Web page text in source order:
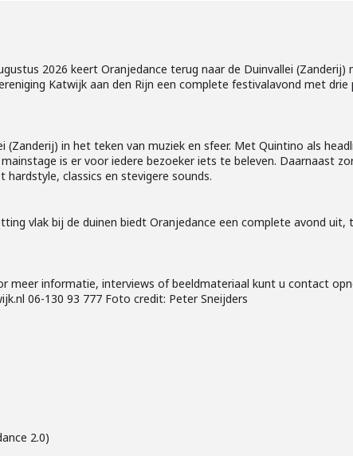
2026 keert Oranjedance terug naar de Duinvallei
Katwijk aan den Rijn een complete festivalavond met
in het teken van muziek en sfeer. Met Quintino als
is er voor iedere bezoeker iets te beleven. Daarnaast
classics en stevigere sounds.
vlak bij de duinen biedt Oranjedance een complete avond uit,
meer informatie, interviews of beeldmateriaal kunt u contact
06-130 93 777 Foto credit: Peter Sneijders
2.0)